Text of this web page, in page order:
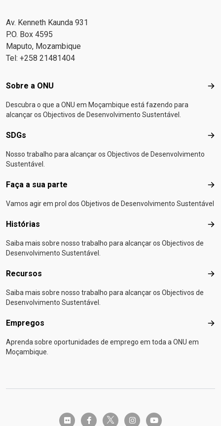
Av. Kenneth Kaunda 931
P.O. Box 4595
Maputo, Mozambique
Tel: +258 21481404
Footer menu
Sobre a ONU
Descubra o que a ONU em Moçambique está fazendo para
alcançar os Objectivos de Desenvolvimento Sustentável.
SDGs
Nosso trabalho para alcançar os Objectivos de Desenvolvimento
Sustentável.
Faça a sua parte
Vamos agir em prol dos Objetivos de Desenvolvimento Sustentável
Histórias
Saiba mais sobre nosso trabalho para alcançar os Objectivos de
Desenvolvimento Sustentável.
Recursos
Saiba mais sobre nosso trabalho para alcançar os Objectivos de
Desenvolvimento Sustentável.
Empregos
Aprenda sobre oportunidades de emprego em toda a ONU em
Moçambique.
flickr facebook-ftwitter-x instagramyoutube